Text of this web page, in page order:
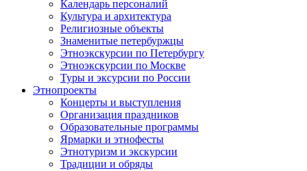
Календарь персоналий
Культура и архитектура
Религиозные объекты
Знаменитые петербуржцы
Этноэкскурсии по Петербургу
Этноэкскурсии по Москве
Туры и эксурсии по России
Этнопроекты
Концерты и выступления
Организация праздников
Образовательные программы
Ярмарки и этнофесты
Этнотуризм и экскурсии
Традиции и обряды